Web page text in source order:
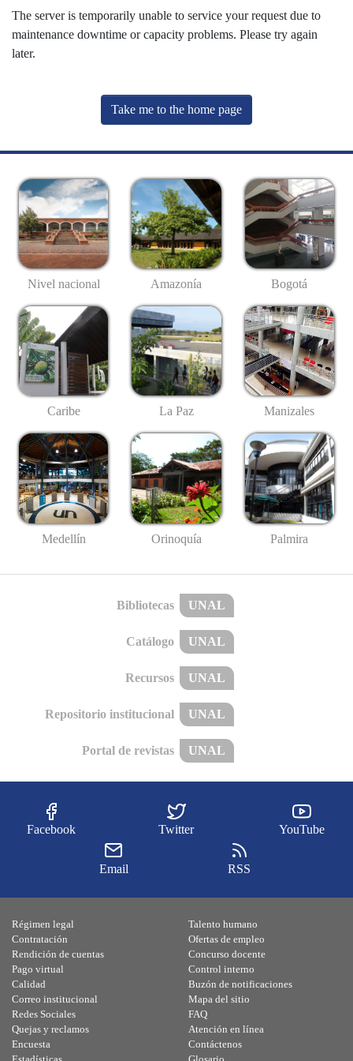
The server is temporarily unable to service your request due to
maintenance downtime or capacity problems. Please try again
later.
Take me to the home page
Nivel nacional Amazonía Bogotá
Caribe La Paz Manizales
Medellín Orinoquía Palmira
Bibliotecas UNAL
Catálogo UNAL
Recursos UNAL
Repositorio institucional UNAL
Portal de revistas UNAL
Facebook Twitter YouTube
Email RSS
Régimen legal
Contratación
Rendición de cuentas
Pago virtual
Calidad
Talento humano
Ofertas de empleo
Concurso docente
Control interno
Buzón de notificaciones
Correo institucional
Redes Sociales
Quejas y reclamos
Encuesta
Mapa del sitio
FAQ
Atención en línea
Contáctenos